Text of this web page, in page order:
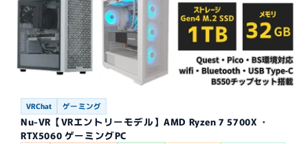
VRChat ゲーミング
Nu-VR【VRエントリーモデル】AMD Ryzen 7 5700X ・
RTX5060 ゲーミングPC